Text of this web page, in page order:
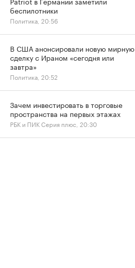
беспилотники
Политика, 20:56
В США анонсировали новую мирную
сделку с Ираном «сегодня или
завтра»
Политика, 20:52
Зачем инвестировать в торговые
пространства на первых этажах
РБК и ПИК Серия плюс, 20:30